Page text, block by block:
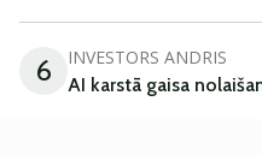
6 INVESTORS ANDRIS
AI karstā gaisa